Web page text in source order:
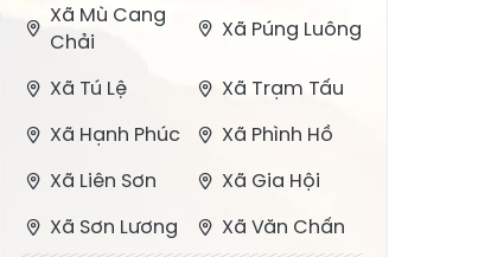
Xã Mù Cang
Chải
Xã Púng Luông
Xã Tú Lệ
Xã Trạm Tấu
Xã Hạnh Phúc
Xã Phình Hồ
Xã Liên Sơn
Xã Gia Hội
Xã Sơn Lương
Xã Văn Chấn